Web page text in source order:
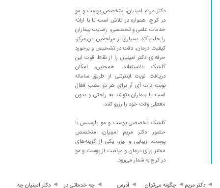
عدم رضایت
ریزش سکه ای با تزریق کورتون موهام دراومد
خیلی خوب به حرفهای مریض گوش می کنند و
تشخیصشون هم عالیه
ممنون از تشخیص خانم دکتر عزیز با مصرف دارو
مشکل رفع شد
دکتر خوش برخوردی هستن
درمان جوش صورت واقعا راضی بودم اول خدا بعد
برای جوش صورت پسرم بود بسیار عالی با دانش
بروز
عالی بودن فوق العاده دکتر با شخصیت از لحاظ
رفتاری و کاربلد من با ی جلسه رفتن پیش خانوم
دکتر مریم امینیان، متخصص پوست و مو
در کرج، همواره در تلاش است تا با ارائه
خدمات علمی و تخصصی، رضایت بیماران
را جلب کند. بسیاری از مراجعین این مرکز،
کیفیت درمان، دقت در تشخیص و برخورد
حرفه‌ای دکتر امینیان را از نقاط قوت این
کلینیک دانسته‌اند. همچنین، امکان
دریافت نوبت اینترنتی از طریق سامانه
نوبت دات آی آر برای هر دو مطب فعال
است تا بیماران بتوانند به راحتی و بدون
معطلی وقت خود را رزرو کنند.
کلینیک تخصصی پوست و مو پارسیس با
حضور دکتر مریم امینیان، متخصص
پوست، زیبایی و لیزر، یکی از گزینه‌های
معتبر برای درمان و مراقبت از پوست و مو
در کرج به شمار می‌رود.
دکتر مریم
چگونه می‌توان
آدرس
چه خدماتی در
دکتر امینیان چه